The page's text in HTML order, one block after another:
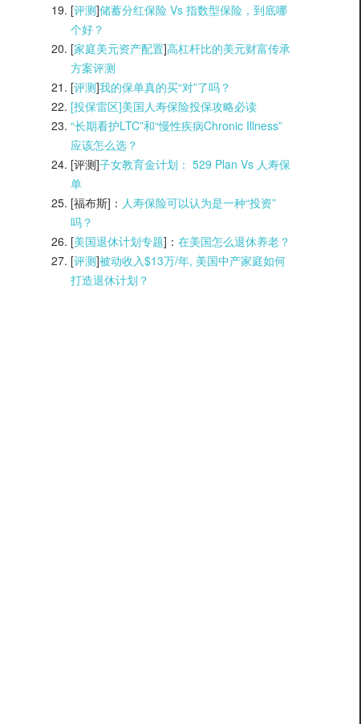
[评测]储蓄分红保险 Vs 指数型保险，到底哪
个好？
[家庭美元资产配置]高杠杆比的美元财富传承
方案评测
[评测]我的保单真的买“对”了吗？
[投保雷区]美国人寿保险投保攻略必读
“长期看护LTC”和“慢性疾病Chronic Illness”
应该怎么选？
[评测]子女教育金计划： 529 Plan Vs 人寿保
单
[福布斯]： 人寿保险可以认为是一种“投资”
吗？
[美国退休计划专题]： 在美国怎么退休养老？
[评测]被动收入$13万/年, 美国中产家庭如何
打造退休计划？